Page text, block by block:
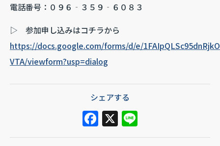
電話番号：０９６‐３５９‐６０８３
▷ 参加申し込みはコチラから
https://docs.google.com/forms/d/e/
VTA/viewform?usp=dialog
シェアする
F
a
X
n